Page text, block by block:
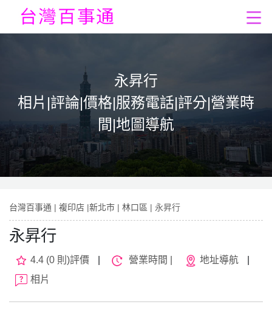
永昇行
相片|評論|價格|服務電話|評分|營業時
間|地圖導航
台灣百事通 | 複印店 |新北市 | 林口區 | 永昇行
永昇行
4.4 (0 則)評價 營業時間 | 地址導航
相片